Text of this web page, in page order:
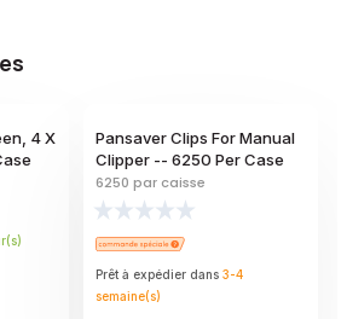
4 X
(s)
Pansaver Clips For Manual
Clipper -- 6250 Per Case
6250 par caisse
Prêt à expédier dans 3-4
semaine(s)